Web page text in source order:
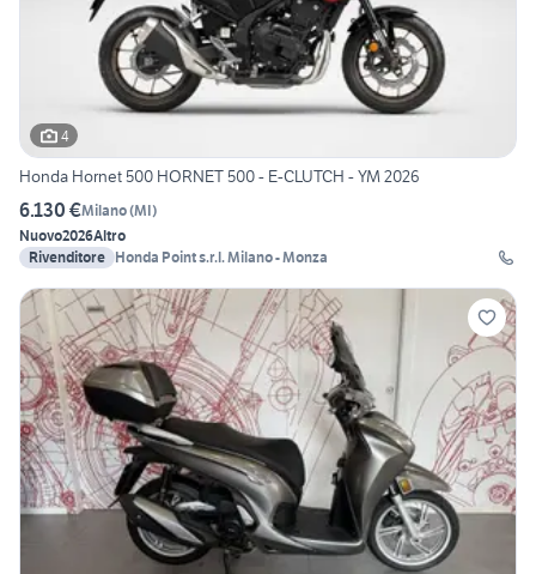
4
Honda Hornet 500 HORNET 500 - E-CLUTCH - YM 2026
6.130 €Milano(MI)
Nuovo2026Altro
Rivenditore Honda Point s.r.l. Milano - Monza